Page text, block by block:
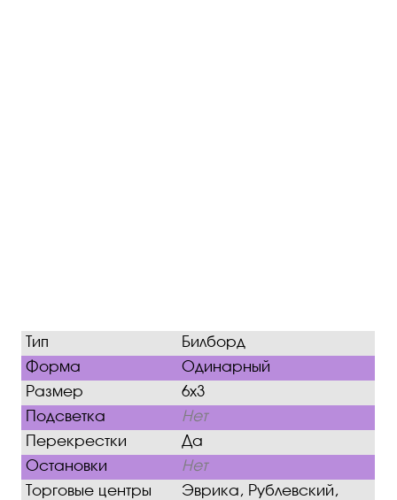
Тип
Билборд
Форма
Одинарный
Размер
6х3
Подсветка
Нет
Перекрестки
Да
Остановки
Нет
Торговые центры
Эврика, Рублевский,